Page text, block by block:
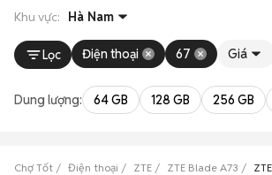
Khu vực: Hà Nam
Lọc Điện thoại 67 Giá
Dung lượng: 64 GB 128 GB 256 GB
Chợ Tốt Điện thoại ZTE ZTE Blade A73